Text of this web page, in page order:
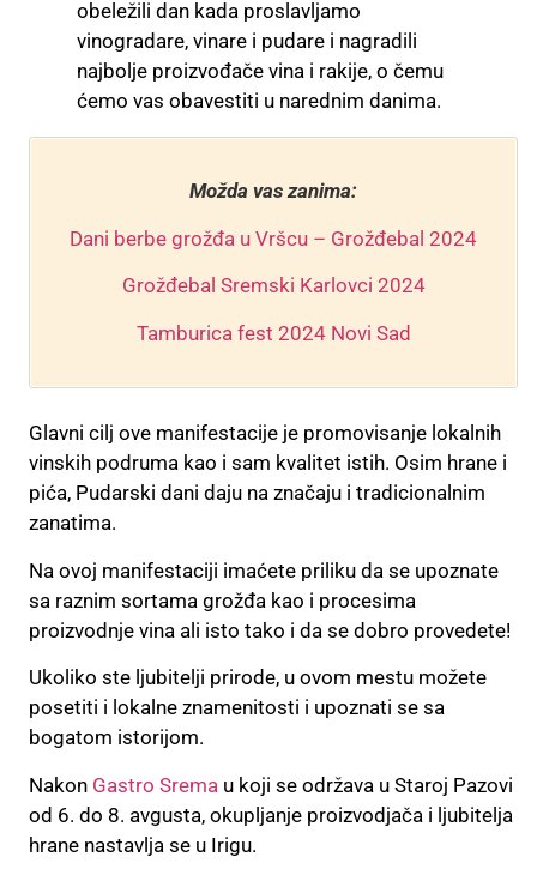
obeležili dan kada proslavljamo
vinogradare, vinare i pudare i nagradili
najbolje proizvođače vina i rakije, o čemu
ćemo vas obavestiti u narednim danima.
Možda vas zanima:
Dani berbe grožđa u Vršcu – Grožđebal 2024
Grožđebal Sremski Karlovci 2024
Tamburica fest 2024 Novi Sad
Glavni cilj ove manifestacije je promovisanje lokalnih
vinskih podruma kao i sam kvalitet istih. Osim hrane i
pića, Pudarski dani daju na značaju i tradicionalnim
zanatima.
Na ovoj manifestaciji imaćete priliku da se upoznate
sa raznim sortama grožđa kao i procesima
proizvodnje vina ali isto tako i da se dobro provedete!
Ukoliko ste ljubitelji prirode, u ovom mestu možete
posetiti i lokalne znamenitosti i upoznati se sa
bogatom istorijom.
Nakon Gastro Srema u koji se održava u Staroj Pazovi
od 6. do 8. avgusta, okupljanje proizvodjača i ljubitelja
hrane nastavlja se u Irigu.